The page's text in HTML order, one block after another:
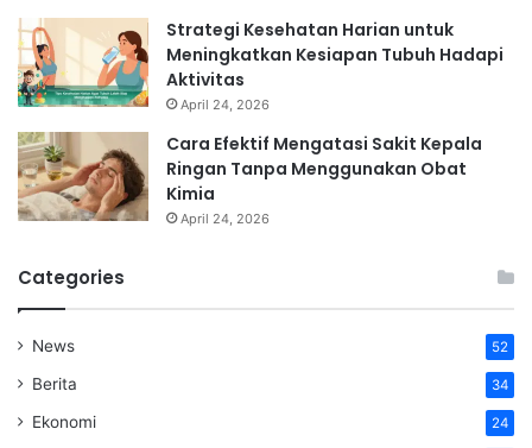
Strategi Kesehatan Harian untuk
Meningkatkan Kesiapan Tubuh Hadapi
Aktivitas
April 24, 2026
Cara Efektif Mengatasi Sakit Kepala
Ringan Tanpa Menggunakan Obat
Kimia
April 24, 2026
Categories
News 52
Berita 34
Ekonomi 24